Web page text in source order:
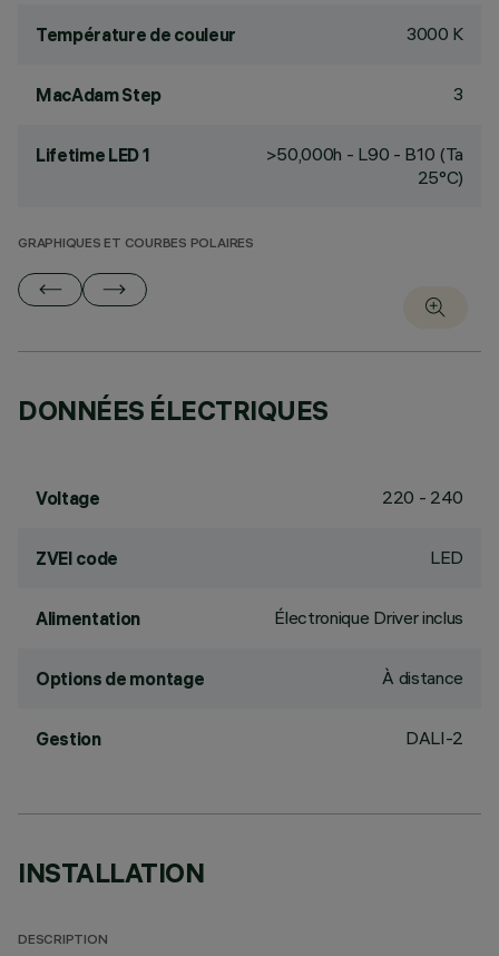
Température de couleur 3000 K
MacAdam Step 3
Lifetime LED 1
>50,000h - L90 - B10 (Ta
25°C)
GRAPHIQUES ET COURBES POLAIRES
DONNÉES ÉLECTRIQUES
Voltage 220 - 240
ZVEI code LED
Alimentation Électronique Driver inclus
Options de montage À distance
Gestion DALI-2
INSTALLATION
DESCRIPTION